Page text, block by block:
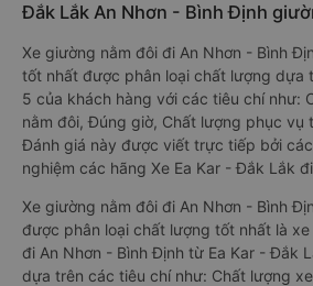
Đắk Lắk An Nhơn - Bình Định
Xe giường nằm đôi đi An Nhơn - Bình
tốt nhất được phân loại chất lượng dựa
5 của khách hàng với các tiêu chí như:
nằm đôi, Đúng giờ, Chất lượng phục vụ
Đánh giá này được viết trực tiếp bởi
nghiệm các hãng Xe Ea Kar - Đắk Lắk
Xe giường nằm đôi đi An Nhơn - Bình
được phân loại chất lượng tốt nhất là
đi An Nhơn - Bình Định từ Ea Kar - Đắk
dựa trên các tiêu chí như: Chất lượng